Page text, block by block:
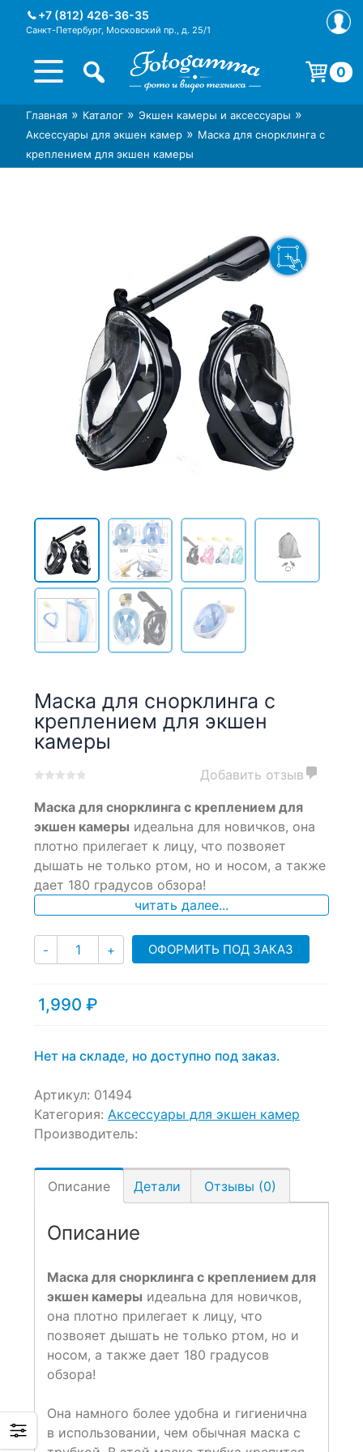
+7 (812) 426-36-35
Санкт-Петербург, Московский пр., д. 25/1
Интернет-магазин фототехники
Foto-Gamma в СПб
Магазин фотоаксессуаров foto-
gamma.ru
0
Корзина пуста.
Главная » Каталог » Экшен камеры и аксессуары »
Аксессуары для экшен камер » Маска для снорклинга с
креплением для экшен камеры
Маска для снорклинга с
креплением для экшен
камеры
out
on
customer
ratings
Добавить отзыв
Маска для снорклинга с креплением для
экшен камеры идеальна для новичков, она
плотно прилегает к лицу, что позвояет
дышать не только ртом, но и носом, а также
дает 180 градусов обзора!
читать далее...
- Количество
+ ОФОРМИТЬ ПОД ЗАКАЗ
1,990 ₽
Нет на складе, но доступно под заказ.
Артикул: 01494
Категория: Аксессуары для экшен камер
Производитель:
Описание Детали Отзывы (0)
Описание
Маска для снорклинга с креплением для
экшен камеры идеальна для новичков,
она плотно прилегает к лицу, что
позвояет дышать не только ртом, но и
носом, а также дает 180 градусов
обзора!
Она намного более удобна и гигиенична
в использовании, чем обычная маска с